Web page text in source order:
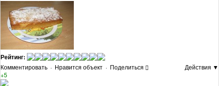
Рейтинг:
Комментировать · Нравится объект · Поделиться
Действия ▼
+5